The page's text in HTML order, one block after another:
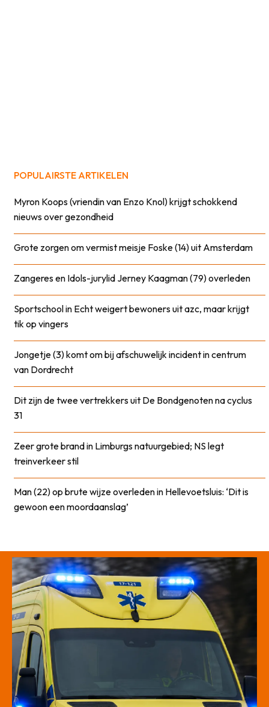
POPULAIRSTE ARTIKELEN
Myron Koops (vriendin van Enzo Knol) krijgt schokkend
nieuws over gezondheid
Grote zorgen om vermist meisje Foske (14) uit Amsterdam
Zangeres en Idols-jurylid Jerney Kaagman (79) overleden
Sportschool in Echt weigert bewoners uit azc, maar krijgt
tik op vingers
Jongetje (3) komt om bij afschuwelijk incident in centrum
van Dordrecht
Dit zijn de twee vertrekkers uit De Bondgenoten na cyclus
31
Zeer grote brand in Limburgs natuurgebied; NS legt
treinverkeer stil
Man (22) op brute wijze overleden in Hellevoetsluis: ‘Dit is
gewoon een moordaanslag’